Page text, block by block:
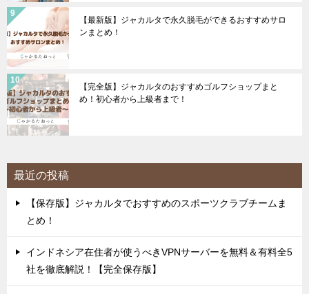
【最新版】ジャカルタで永久脱毛ができるおすすめサロ
ンまとめ！
【完全版】ジャカルタのおすすめゴルフショップまと
め！初心者から上級者まで！
最近の投稿
【保存版】ジャカルタでおすすめのスポーツクラブチームま
とめ！
インドネシア在住者が使うべきVPNサーバーを無料＆有料全5
社を徹底解説！【完全保存版】